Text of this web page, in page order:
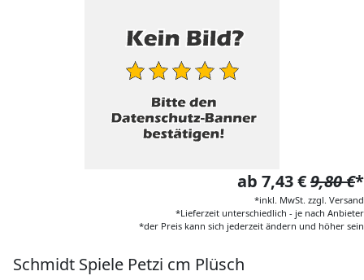
ab 7,43 €9,80 €*
*inkl. MwSt. zzgl. Versand
*Lieferzeit unterschiedlich - je nach Anbieter
*der Preis kann sich jederzeit ändern und höher sein
Schmidt Spiele Petzi cm Plüsch